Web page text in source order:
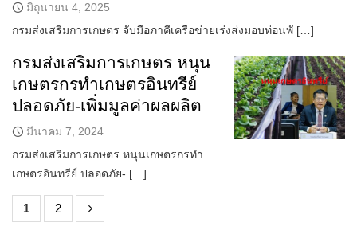
มิถุนายน 4, 2025
กรมส่งเสริมการเกษตร จับมือภาคีเครือข่ายเร่งส่งมอบท่อนพั […]
กรมส่งเสริมการเกษตร หนุน
เกษตรกรทำเกษตรอินทรีย์
ปลอดภัย-เพิ่มมูลค่าผลผลิต
มีนาคม 7, 2024
กรมส่งเสริมการเกษตร หนุนเกษตรกรทำ
เกษตรอินทรีย์ ปลอดภัย- […]
1 2